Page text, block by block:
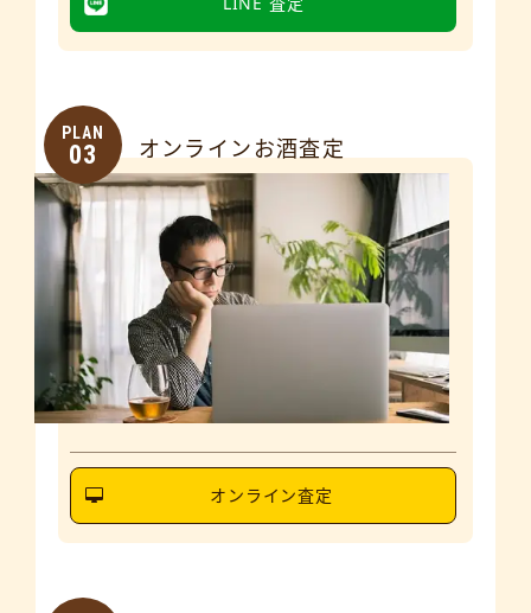
PLAN
03 オンラインお酒査定
オンライン査定